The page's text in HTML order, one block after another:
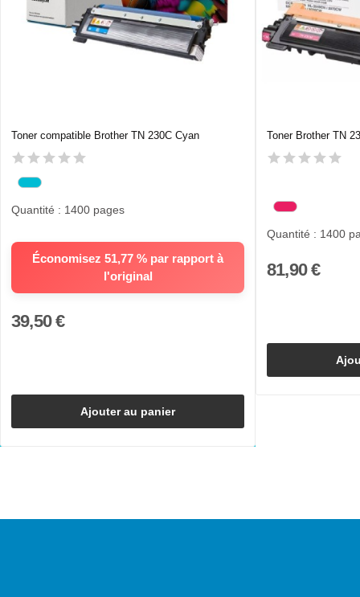
Toner compatible Brother TN 230C Cyan
Économisez 51,77 % par rapport à
l'original
Quantité : 1400 pages
39,50 €
Ajouter au panier
Toner Brother TN
Quantité : 1400
81,90 €